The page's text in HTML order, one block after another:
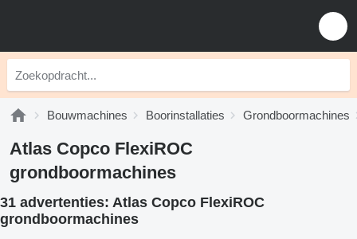
Bouwmachines Boorinstallaties Grondboormachines
Atlas Copco FlexiROC
grondboormachines
31 advertenties: Atlas Copco FlexiROC
grondboormachines